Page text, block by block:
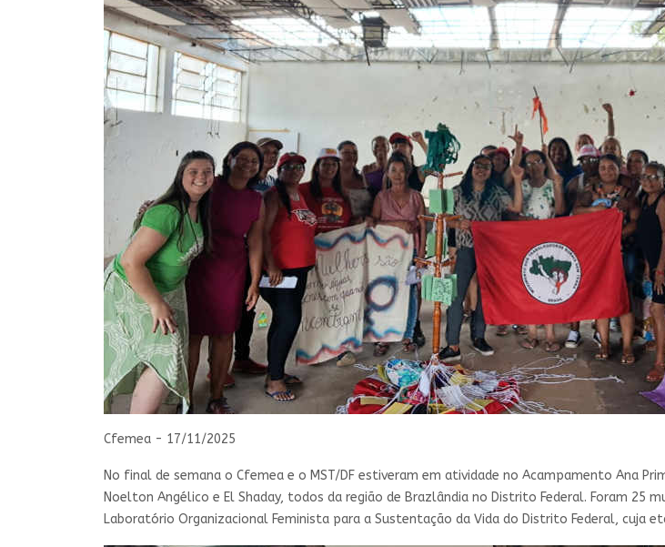
Cfemea - 17/11/2025
No final de semana o Cfemea e o MST/DF estiveram em atividade no Acampamento Ana
Noelton Angélico e El Shaday, todos da região de Brazlândia no Distrito Federal. Foram 25
Laboratório Organizacional Feminista para a Sustentação da Vida do Distrito Federal, cuja